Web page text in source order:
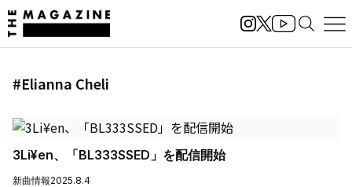
#Elianna Cheli
3Li¥en、「BL333SSED」を配信開始
新曲情報2025.8.4